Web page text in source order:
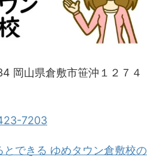
岡山県倉敷市笹沖１２７４
7203
できる ゆめタウン倉敷校の